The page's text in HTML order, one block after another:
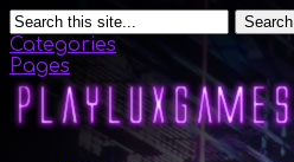
Search
Categories
Pages